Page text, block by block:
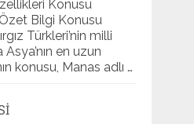
Konusu
Bilgi Konusu
Türkleri’nin milli
en uzun
konusu, Manas adlı …